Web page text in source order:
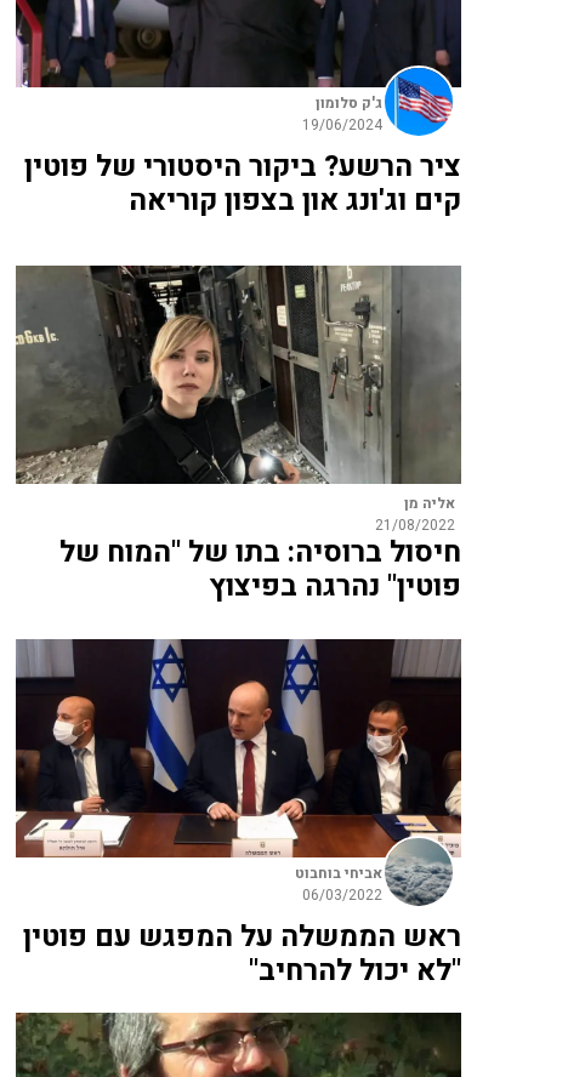
ג'ק סלומון
19/06/2024
ציר הרשע? ביקור היסטורי של פוטין
קים וג'ונג און בצפון קוריאה
אליה מן
21/08/2022
חיסול ברוסיה: בתו של "המוח של
פוטין" נהרגה בפיצוץ
אביחי בוחבוט
06/03/2022
ראש הממשלה על המפגש עם פוטין
"לא יכול להרחיב"